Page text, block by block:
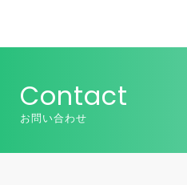
Contact
お問い合わせ